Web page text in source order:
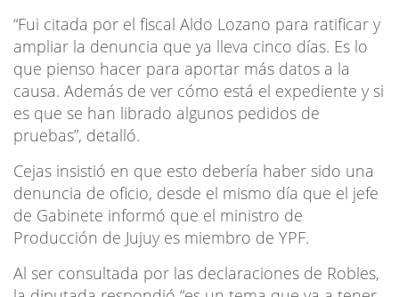
“Fui citada por el fiscal Aldo Lozano para ratificar y
ampliar la denuncia que ya lleva cinco días. Es lo
que pienso hacer para aportar más datos a la
causa. Además de ver cómo está el expediente y si
es que se han librado algunos pedidos de
pruebas”, detalló.
Cejas insistió en que esto debería haber sido una
denuncia de oficio, desde el mismo día que el jefe
de Gabinete informó que el ministro de
Producción de Jujuy es miembro de YPF.
Al ser consultada por las declaraciones de Robles,